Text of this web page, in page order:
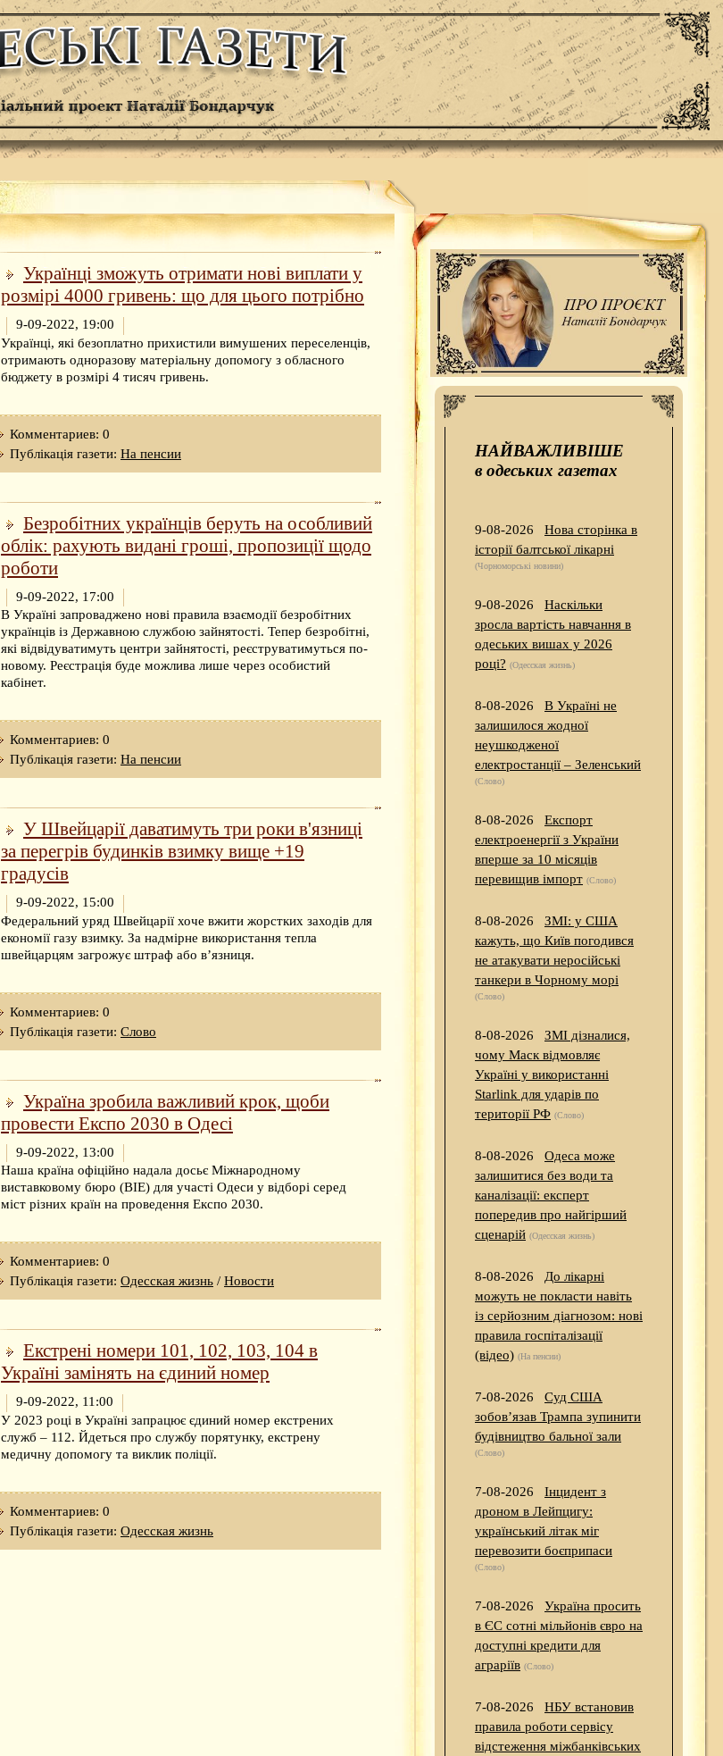
Українці зможуть отримати нові виплати у
розмірі 4000 гривень: що для цього потрібно
9-09-2022, 19:00
Українці, які безоплатно прихистили вимушених переселенців,
отримають одноразову матеріальну допомогу з обласного
бюджету в розмірі 4 тисяч гривень.
Комментариев: 0
Публікація газети: На пенсии
Безробітних українців беруть на особливий
облік: рахують видані гроші, пропозиції щодо
роботи
9-09-2022, 17:00
В Україні запроваджено нові правила взаємодії безробітних
українців із Державною службою зайнятості. Тепер безробітні,
які відвідуватимуть центри зайнятості, реєструватимуться по-
новому. Реєстрація буде можлива лише через особистий
кабінет.
Комментариев: 0
Публікація газети: На пенсии
У Швейцарії даватимуть три роки в'язниці
за перегрів будинків взимку вище +19
градусів
9-09-2022, 15:00
Федеральний уряд Швейцарії хоче вжити жорстких заходів для
економії газу взимку. За надмірне використання тепла
швейцарцям загрожує штраф або вʼязниця.
Комментариев: 0
Публікація газети: Слово
Україна зробила важливий крок, щоби
провести Експо 2030 в Одесі
9-09-2022, 13:00
Наша країна офіційно надала досьє Міжнародному
виставковому бюро (BIE) для участі Одеси у відборі серед
міст різних країн на проведення Експо 2030.
Комментариев: 0
Публікація газети: Одесская жизнь / Новости
Екстрені номери 101, 102, 103, 104 в
Україні замінять на єдиний номер
9-09-2022, 11:00
У 2023 році в Україні запрацює єдиний номер екстрених
служб – 112. Йдеться про службу порятунку, екстрену
медичну допомогу та виклик поліції.
Комментариев: 0
Публікація газети: Одесская жизнь
НАЙВАЖЛИВІШЕ
в одеських газетах
9-08-2026
Нова сторінка в
історії балтської лікарні
(Чорноморські новини)
9-08-2026
Наскільки
зросла вартість навчання в
одеських вишах у 2026
році? (Одесская жизнь)
8-08-2026
В Україні не
залишилося жодної
неушкодженої
електростанції – Зеленський
(Слово)
8-08-2026
Експорт
електроенергії з України
вперше за 10 місяців
перевищив імпорт (Слово)
8-08-2026
ЗМІ: у США
кажуть, що Київ погодився
не атакувати неросійські
танкери в Чорному морі
(Слово)
8-08-2026
ЗМІ дізналися,
чому Маск відмовляє
Україні у використанні
Starlink для ударів по
території РФ (Слово)
8-08-2026
Одеса може
залишитися без води та
каналізації: експерт
попередив про найгірший
сценарій (Одесская жизнь)
8-08-2026
До лікарні
можуть не покласти навіть
із серйозним діагнозом: нові
правила госпіталізації
(відео) (На пенсии)
7-08-2026
Суд США
зобов’язав Трампа зупинити
будівництво бальної зали
(Слово)
7-08-2026
Інцидент з
дроном в Лейпцигу:
український літак міг
перевозити боєприпаси
(Слово)
7-08-2026
Україна просить
в ЄС сотні мільйонів євро на
доступні кредити для
аграріїв (Слово)
7-08-2026
НБУ встановив
правила роботи сервісу
відстеження міжбанківських